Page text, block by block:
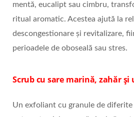
mentă, eucalipt sau cimbru,
ritual aromatic. Acestea ajută la
descongestionare și revitalizare,
perioadele de oboseală sau stres.
Scrub cu sare marină, zahăr
Un exfoliant cu granule de